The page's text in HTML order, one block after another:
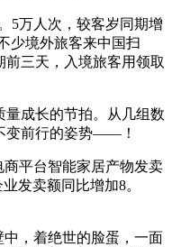
万人次，较客岁同期增
少境外旅客来中国扫
三天，入境旅客用领取
成长的节拍。从几组数
变前行的姿势——！
平台智能家居产物发卖
发卖额同比增加8。
，着绝世的脸蛋，一面